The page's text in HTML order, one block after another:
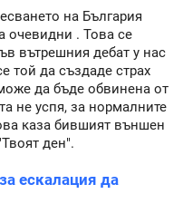
на България
очевидни . Това се
вътрешния дебат у нас
той да създаде страх
да бъде обвинена от
не успя, за нормалните
каза бившият външен
ден".
ескалация да